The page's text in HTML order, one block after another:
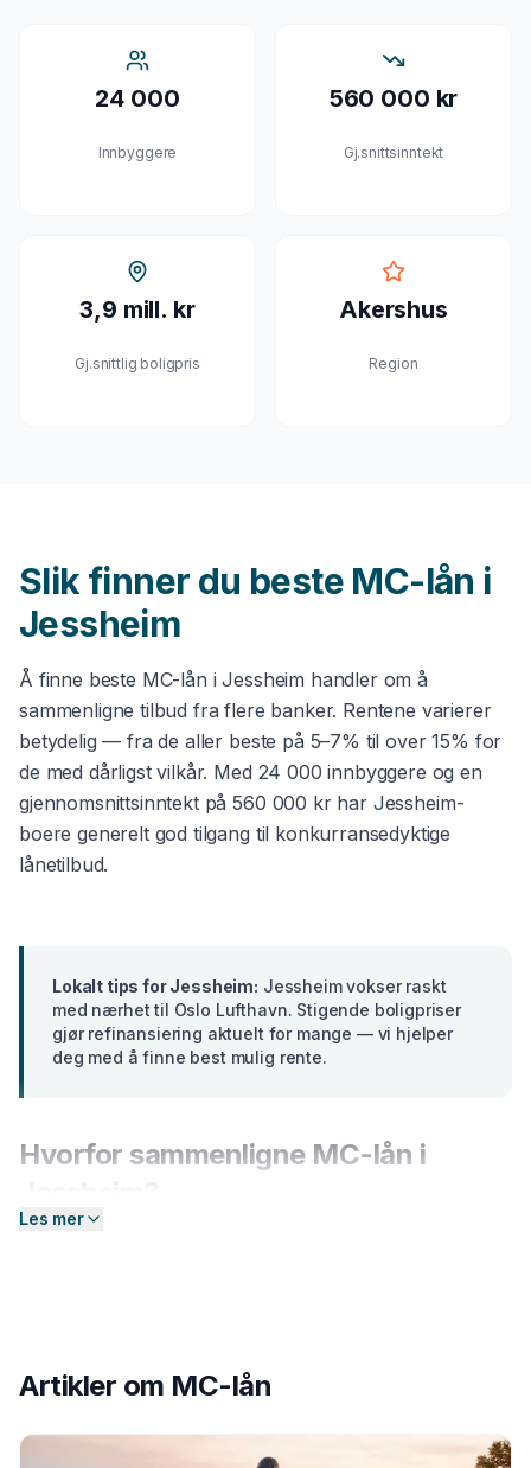
24 000
Innbyggere
560 000 kr
Gj.snittsinntekt
3,9 mill. kr
Gj.snittlig boligpris
Akershus
Region
Slik finner du beste MC-lån i
Jessheim
Å finne beste MC-lån iJessheim handler om å
sammenligne tilbud fra flere banker. Rentene varierer
betydelig — fra de aller beste på 5–7% til over 15% for
de med dårligst vilkår. Med 24 000 innbyggere og en
gjennomsnittsinntekt på560 000 krhar Jessheim-
boere generelt god tilgang til konkurransedyktige
lånetilbud.
Lokalt tips forJessheim: Jessheim vokser raskt
med nærhet til Oslo Lufthavn. Stigende boligpriser
gjør refinansiering aktuelt for mange — vi hjelper
deg med å finne best mulig rente.
Hvorfor sammenligne MC-lån i
Banker i
sammenligne aktuelle tilbud og finne det som passer
Les mer
Artikler om MC-lån